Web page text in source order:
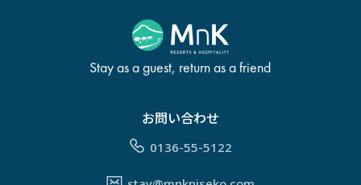
Stay as a guest, return as a friend
お問い合わせ
0136-55-5122